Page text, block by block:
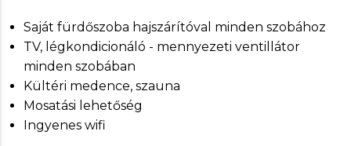
Saját fürdőszoba hajszárítóval minden szobához
TV, légkondicionáló - mennyezeti ventillátor
minden szobában
Kültéri medence, szauna
Mosatási lehetőség
Ingyenes wifi